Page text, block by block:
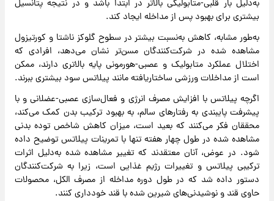
به‌دلیل بار قلبی-متابولیکی بالاتر در ابتدا باشد و در نتیجه پتانسیل
بیشتری برای بهبود پس از مداخله ایجاد کند.
به‌طور مشابه، کاهش به‌نسبت بیشتر در سطوح گلوکز ناشتا و کورتیزول
مشاهده شده در شرکت‌کنندگان مسن‌تر نشان می‌دهد، افرادی که
اختلال عملکرد متابولیک و عصبی-هورمونی پایه بالاتری دارند، ممکن
است از مداخلات ورزشی ساختاریافته مانند پیلاتس سود بیشتری ببرند.
اگرچه پیلاتس با افزایش مصرف انرژی و فعال‌سازی عصبی-عضلانی و با
پیشرفت پایبندی به رفتارهای سالم، به بهبود ترکیب بدن کمک می‌کند،
محققان فکر می‌کنند که بعید است، میزان کاهش شاخص توده بدنی
مشاهده شده در طول چهار هفته تنها با تمرینات پیلاتس توضیح داده
شود. در عوض، آنان معتقدند که تغییر مشاهده شده به‌دلیل اثرات
ترکیبی پیلاتس و تغییرات رژیم غذایی است، زیرا به شرکت‌کنندگان
دستور داده شد که در طول دوره مداخله از مصرف الکل، محصولات
حاوی قند و نوشیدنی‌های شیرین شده با قند خودداری کنند.